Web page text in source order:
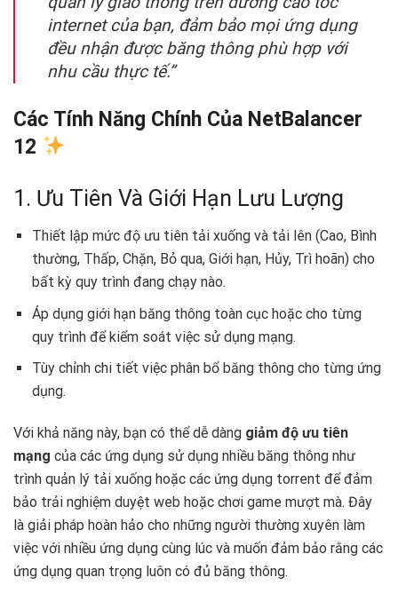
internet của bạn, đảm bảo mọi ứng dụng
đều nhận được băng thông phù hợp với
nhu cầu thực tế.”
Các Tính Năng Chính Của NetBalancer
12
1. Ưu Tiên Và Giới Hạn Lưu Lượng
Thiết lập mức độ ưu tiên tải xuống và tải lên (Cao, Bình
thường, Thấp, Chặn, Bỏ qua, Giới hạn, Hủy, Trì hoãn) cho
bất kỳ quy trình đang chạy nào.
Áp dụng giới hạn băng thông toàn cục hoặc cho từng
quy trình để kiểm soát việc sử dụng mạng.
Tùy chỉnh chi tiết việc phân bổ băng thông cho từng ứng
dụng.
Với khả năng này, bạn có thể dễ dàng giảm độ ưu tiên
mạng của các ứng dụng sử dụng nhiều băng thông như
trình quản lý tải xuống hoặc các ứng dụng torrent để đảm
bảo trải nghiệm duyệt web hoặc chơi game mượt mà. Đây
là giải pháp hoàn hảo cho những người thường xuyên làm
việc với nhiều ứng dụng cùng lúc và muốn đảm bảo rằng các
ứng dụng quan trọng luôn có đủ băng thông.